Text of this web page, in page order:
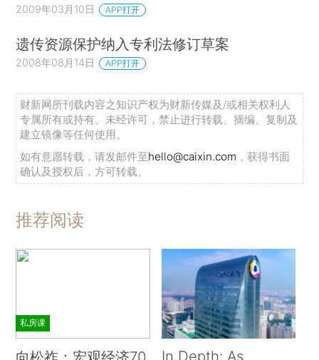
2009年03月10日 APP打开
遗传资源保护纳入专利法修订草案
2008年08月14日 APP打开
财新网所刊载内容之知识产权为财新传媒及/或相关权利人
专属所有或持有。未经许可，禁止进行转载、摘编、复制及
建立镜像等任何使用。
如有意愿转载，请发邮件至hello@caixin.com ，获得书面
确认及授权后，方可转载。
推荐阅读
私房课
In Depth: As